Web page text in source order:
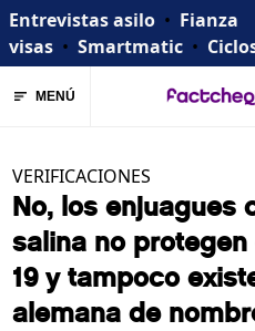
Entrevistas asilo • Fianza
visas • Smartmatic •
MENÚ
VERIFICACIONES
No, los enjuagues
salina no protegen
19 y tampoco
alemana de